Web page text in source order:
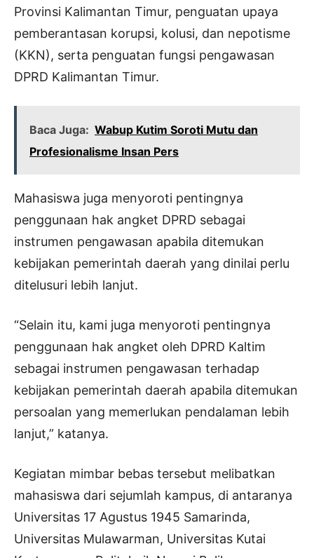
Provinsi Kalimantan Timur, penguatan upaya
pemberantasan korupsi, kolusi, dan nepotisme
(KKN), serta penguatan fungsi pengawasan
DPRD Kalimantan Timur.
Baca Juga: Wabup Kutim Soroti Mutu dan
Profesionalisme Insan Pers
Mahasiswa juga menyoroti pentingnya
penggunaan hak angket DPRD sebagai
instrumen pengawasan apabila ditemukan
kebijakan pemerintah daerah yang dinilai perlu
ditelusuri lebih lanjut.
“Selain itu, kami juga menyoroti pentingnya
penggunaan hak angket oleh DPRD Kaltim
sebagai instrumen pengawasan terhadap
kebijakan pemerintah daerah apabila ditemukan
persoalan yang memerlukan pendalaman lebih
lanjut,” katanya.
Kegiatan mimbar bebas tersebut melibatkan
mahasiswa dari sejumlah kampus, di antaranya
Universitas 17 Agustus 1945 Samarinda,
Universitas Mulawarman, Universitas Kutai